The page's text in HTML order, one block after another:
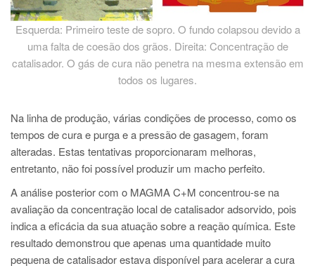
Esquerda: Primeiro teste de sopro. O fundo colapsou devido a
uma falta de coesão dos grãos. Direita: Concentração de
catalisador. O gás de cura não penetra na mesma extensão em
todos os lugares.
Na linha de produção, várias condições de processo, como os
tempos de cura e purga e a pressão de gasagem, foram
alteradas. Estas tentativas proporcionaram melhoras,
entretanto, não foi possível produzir um macho perfeito.
A análise posterior com o MAGMA C+M concentrou-se na
avaliação da concentração local de catalisador adsorvido, pois
indica a eficácia da sua atuação sobre a reação química. Este
resultado demonstrou que apenas uma quantidade muito
pequena de catalisador estava disponível para acelerar a cura